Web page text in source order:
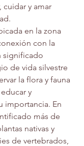
y amar
en la zona
con la
significado
de vida silvestre
la flora y fauna
y
importancia. En
más de
nativas y
de vertebrados,